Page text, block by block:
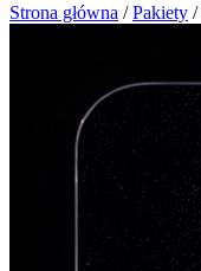
Strona główna / Pakiety /